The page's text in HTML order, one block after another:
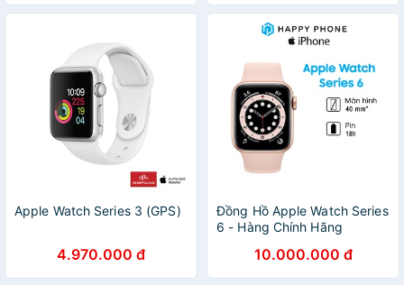
Apple Watch Series 3 (GPS)
4.970.000 đ
Đồng Hồ Apple Watch Series
6 - Hàng Chính Hãng
10.000.000 đ